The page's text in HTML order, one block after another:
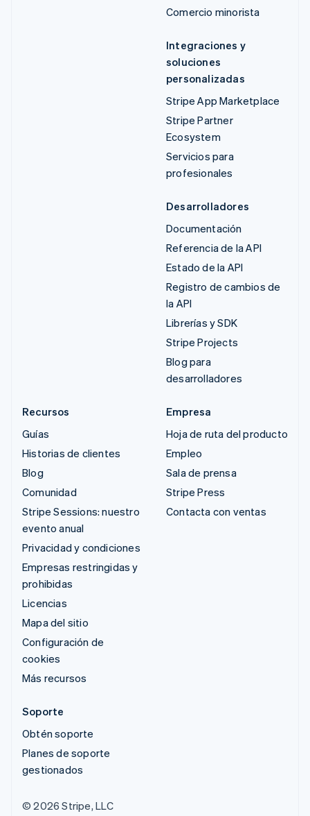
Comercio minorista
Integraciones y
soluciones
personalizadas
Stripe App Marketplace
Stripe Partner
Ecosystem
Servicios para
profesionales
Desarrolladores
Documentación
Referencia de la API
Estado de la API
Registro de cambios de
la API
Librerías y SDK
Stripe Projects
Blog para
desarrolladores
Recursos
Guías
Historias de clientes
Blog
Comunidad
Stripe Sessions: nuestro
evento anual
Privacidad y condiciones
Empresas restringidas y
prohibidas
Licencias
Mapa del sitio
Configuración de
cookies
Más recursos
Empresa
Hoja de ruta del producto
Empleo
Sala de prensa
Stripe Press
Contacta con ventas
Soporte
Obtén soporte
Planes de soporte
gestionados
© 2026 Stripe, LLC